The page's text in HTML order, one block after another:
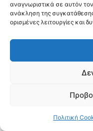
αναγνωριστικά σε αυτόν
ανάκληση της
ορισμένες λειτουργίες και
Πολιτική